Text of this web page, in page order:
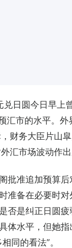
兑日圆今日早上
汇市的水平。外
财务大臣片山
汇市场波动作出
批准追加预算
准备在必要时对
否是纠正日圆
体水平，但她
同的看法”。